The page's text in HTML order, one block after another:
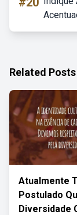
Related Posts
Atualmente
Postulado
Diversidade